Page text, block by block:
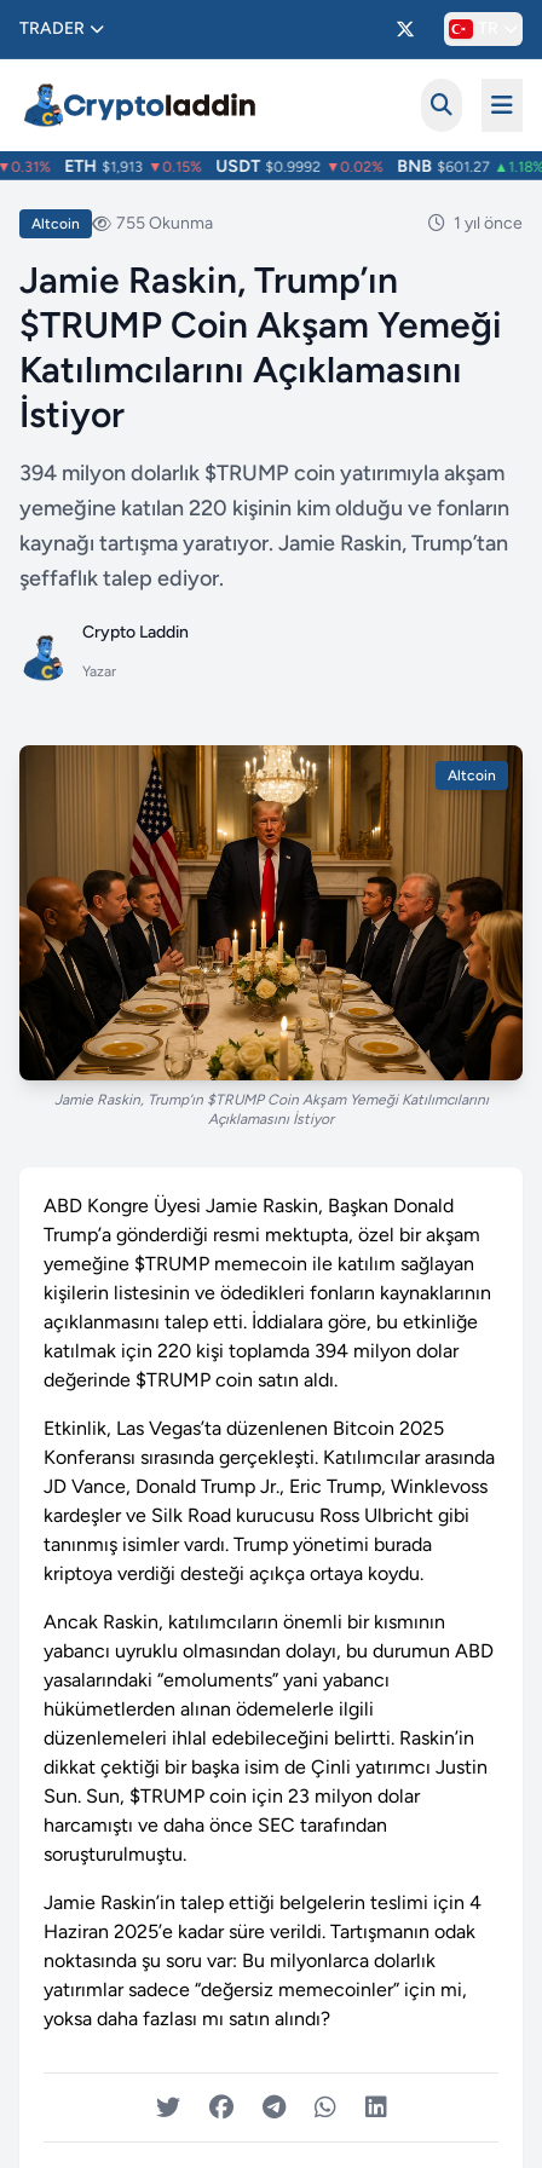
TRADER
ETH $1,913 ▼0.15% USDT $0.9992 ▼0.02% BNB $601.27 ▲1.18%
Altcoin 755 Okunma 1 yıl önce
Jamie Raskin, Trump’ın
$TRUMP Coin Akşam Yemeği
Katılımcılarını Açıklamasını
İstiyor
394 milyon dolarlık $TRUMP coin yatırımıyla akşam
yemeğine katılan 220 kişinin kim olduğu ve fonların
kaynağı tartışma yaratıyor. Jamie Raskin, Trump’tan
şeffaflık talep ediyor.
Crypto Laddin
Yazar
Altcoin
Jamie Raskin, Trump’ın $TRUMP Coin Akşam Yemeği Katılımcılarını
Açıklamasını İstiyor
ABD Kongre Üyesi Jamie Raskin, Başkan Donald
Trump’a gönderdiği resmi mektupta, özel bir akşam
yemeğine $TRUMP memecoin ile katılım sağlayan
kişilerin listesinin ve ödedikleri fonların kaynaklarının
açıklanmasını talep etti. İddialara göre, bu etkinliğe
katılmak için 220 kişi toplamda 394 milyon dolar
değerinde $TRUMP coin satın aldı.
Etkinlik, Las Vegas’ta düzenlenen Bitcoin 2025
Konferansı sırasında gerçekleşti. Katılımcılar arasında
JD Vance, Donald Trump Jr., Eric Trump, Winklevoss
kardeşler ve Silk Road kurucusu Ross Ulbricht gibi
tanınmış isimler vardı. Trump yönetimi burada
kriptoya verdiği desteği açıkça ortaya koydu.
Ancak Raskin, katılımcıların önemli bir kısmının
yabancı uyruklu olmasından dolayı, bu durumun ABD
yasalarındaki “emoluments” yani yabancı
hükümetlerden alınan ödemelerle ilgili
düzenlemeleri ihlal edebileceğini belirtti. Raskin’in
dikkat çektiği bir başka isim de Çinli yatırımcı Justin
Sun. Sun, $TRUMP coin için 23 milyon dolar
harcamıştı ve daha önce SEC tarafından
soruşturulmuştu.
Jamie Raskin’in talep ettiği belgelerin teslimi için 4
Haziran 2025’e kadar süre verildi. Tartışmanın odak
noktasında şu soru var: Bu milyonlarca dolarlık
yatırımlar sadece “değersiz memecoinler” için mi,
yoksa daha fazlası mı satın alındı?